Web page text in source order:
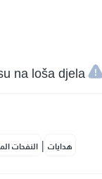
na loša djela
النفحات | هدايات